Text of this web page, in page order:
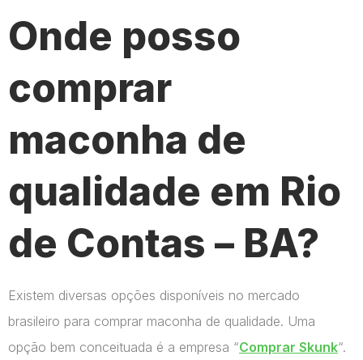
Onde posso
comprar
maconha de
qualidade em Rio
de Contas – BA?
Existem diversas opções disponíveis no mercado
brasileiro para comprar maconha de qualidade. Uma
opção bem conceituada é a empresa “Comprar Skunk“.